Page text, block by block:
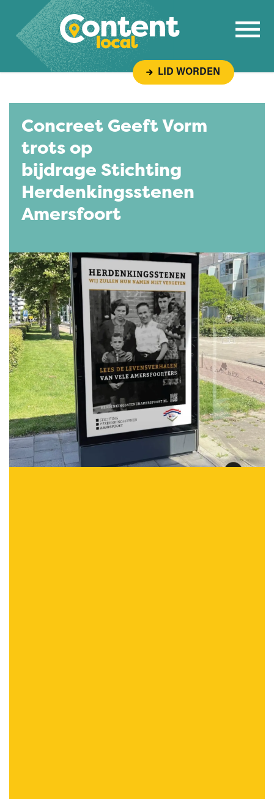
Overslaan naar inhoud
LID WORDEN
Concreet Geeft Vorm
trots op
bijdrage Stichting
Herdenkingsstenen
Amersfoort